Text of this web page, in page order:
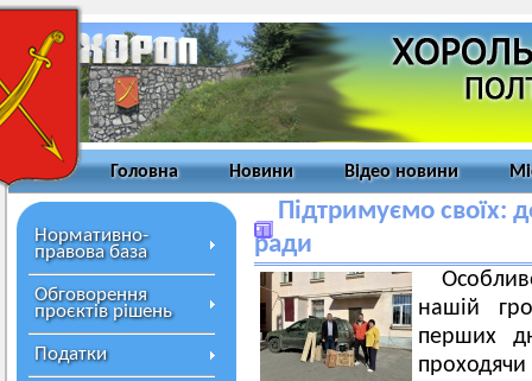
Головна Новини Відео новини
Нормативно-
правова база
Обговорення
проєктів рішень
Податки
Підтримуємо своїх:
ради
нашій
перших